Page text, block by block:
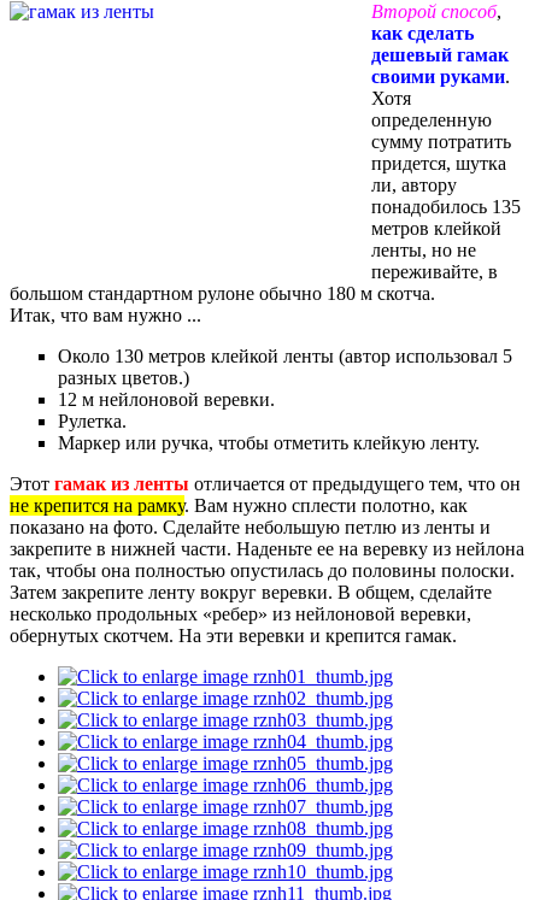
Второй способ,
как сделать
дешевый гамак
своими руками.
Хотя
определенную
сумму потратить
придется, шутка
ли, автору
понадобилось 135
метров клейкой
ленты, но не
переживайте, в
большом стандартном рулоне обычно 180 м скотча.
Итак, что вам нужно ...
Около 130 метров клейкой ленты (автор использовал 5
разных цветов.)
12 м нейлоновой веревки.
Рулетка.
Маркер или ручка, чтобы отметить клейкую ленту.
Этот гамак из ленты отличается от предыдущего тем, что он
не крепится на рамку. Вам нужно сплести полотно, как
показано на фото. Сделайте небольшую петлю из ленты и
закрепите в нижней части. Наденьте ее на веревку из нейлона
так, чтобы она полностью опустилась до половины полоски.
Затем закрепите ленту вокруг веревки. В общем, сделайте
несколько продольных «ребер» из нейлоновой веревки,
обернутых скотчем. На эти веревки и крепится гамак.